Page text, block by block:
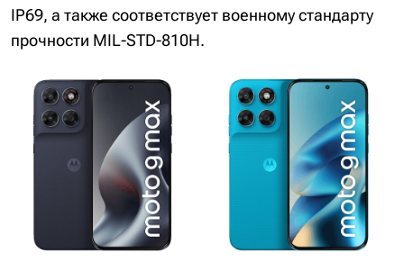
IP69, а также соответствует военному стандарту
прочности MIL-STD-810H.